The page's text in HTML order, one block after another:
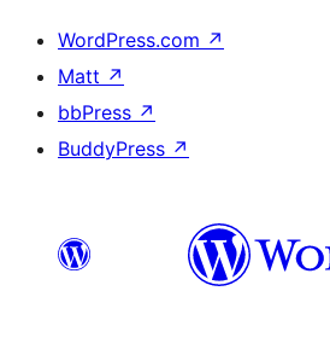
WordPress.com ↗
Matt ↗
bbPress ↗
BuddyPress ↗